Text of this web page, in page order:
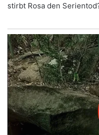
stirbt Rosa den